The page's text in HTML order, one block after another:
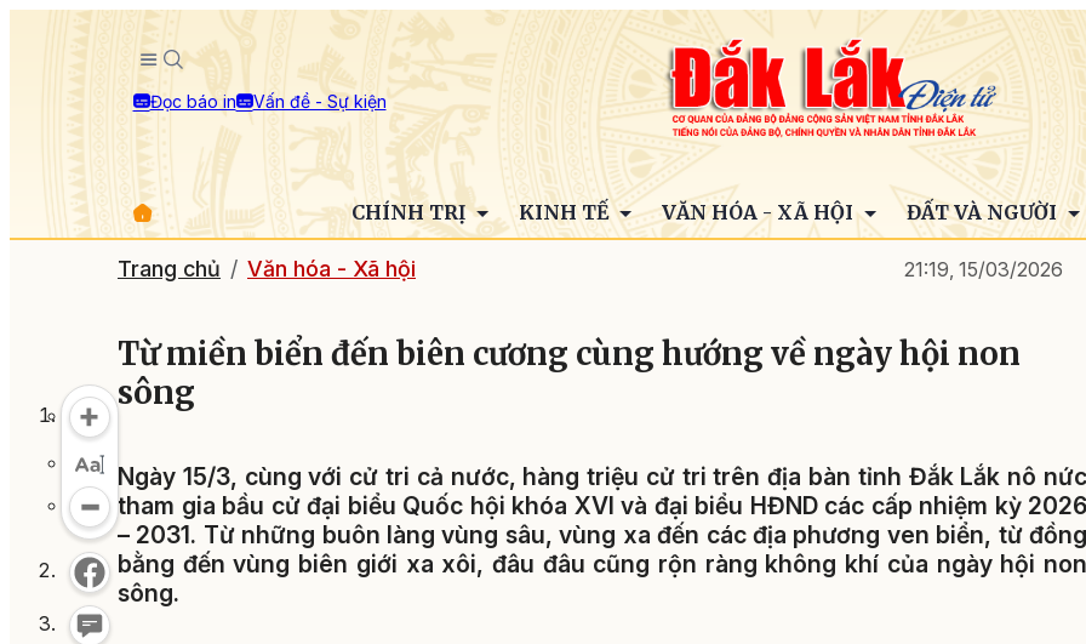
Đọc báo in Vấn đề - Sự kiện
CHÍNH TRỊ KINH TẾ VĂN HÓA - XÃ HỘI ĐẤT VÀ NGƯỜI
Trang chủ Văn hóa - Xã hội 21:19, 15/03/2026
Từ miền biển đến biên cương cùng hướng về ngày hội non
sông
Ngày 15/3, cùng với cử tri cả nước, hàng triệu cử tri trên địa bàn tỉnh Đắk Lắk nô nức
tham gia bầu cử đại biểu Quốc hội khóa XVI và đại biểu HĐND các cấp nhiệm kỳ 2026
– 2031. Từ những buôn làng vùng sâu, vùng xa đến các địa phương ven biển, từ đồng
bằng đến vùng biên giới xa xôi, đâu đâu cũng rộn ràng không khí của ngày hội non
sông.